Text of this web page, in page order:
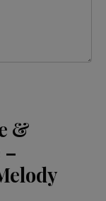
&